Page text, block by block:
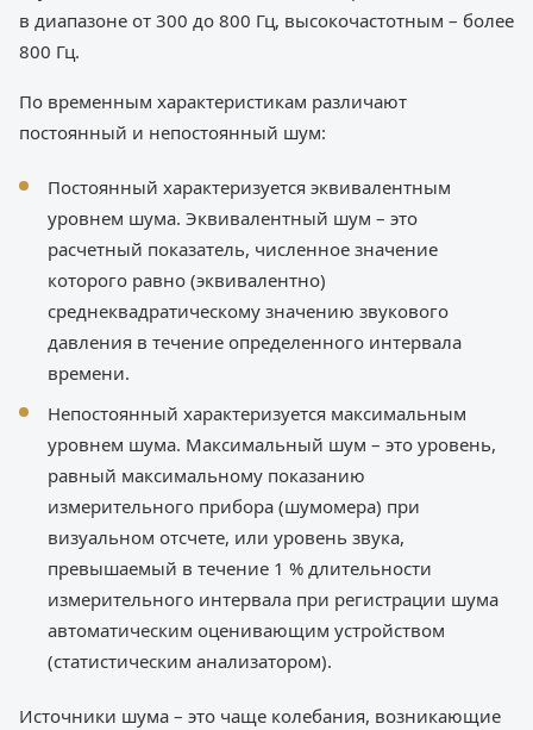
в диапазоне от 300 до 800 Гц, высокочастотным – более
800 Гц.
По временным характеристикам различают
постоянный и непостоянный шум:
Постоянный характеризуется эквивалентным
уровнем шума. Эквивалентный шум – это
расчетный показатель, численное значение
которого равно (эквивалентно)
среднеквадратическому значению звукового
давления в течение определенного интервала
времени.
Непостоянный характеризуется максимальным
уровнем шума. Максимальный шум – это уровень,
равный максимальному показанию
измерительного прибора (шумомера) при
визуальном отсчете, или уровень звука,
превышаемый в течение 1 % длительности
измерительного интервала при регистрации шума
автоматическим оценивающим устройством
(статистическим анализатором).
Источники шума – это чаще колебания, возникающие